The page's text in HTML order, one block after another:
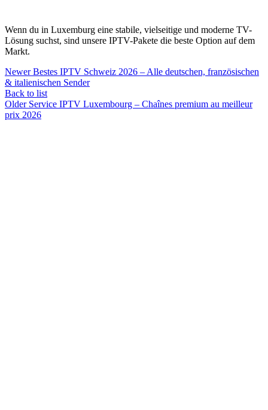
Wenn du in Luxemburg eine stabile, vielseitige und moderne TV-
Lösung suchst, sind unsere IPTV-Pakete die beste Option auf dem
Markt.
Newer Bestes IPTV Schweiz 2026 – Alle deutschen, französischen
& italienischen Sender
Back to list
Older Service IPTV Luxembourg – Chaînes premium au meilleur
prix 2026